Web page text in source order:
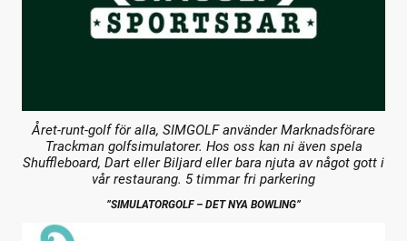
Året-runt-golf för alla, SIMGOLF använder Marknadsförare
Trackman golfsimulatorer. Hos oss kan ni även spela
Shuffleboard, Dart eller Biljard eller bara njuta av något gott i
vår restaurang. 5 timmar fri parkering
”SIMULATORGOLF – DET NYA BOWLING”